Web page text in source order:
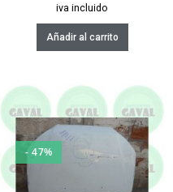
iva incluido
Añadir al carrito
- 47%